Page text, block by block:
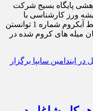
پایگاه بسیج شرکت
ورز کارشناسی با
بررسی تغییر در چیدمان میله در جیک خط آبکروم شماره 1 توانستن
میله های کروم شده در